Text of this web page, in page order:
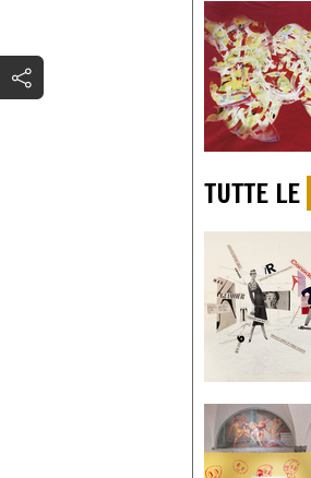
TUTTE LE